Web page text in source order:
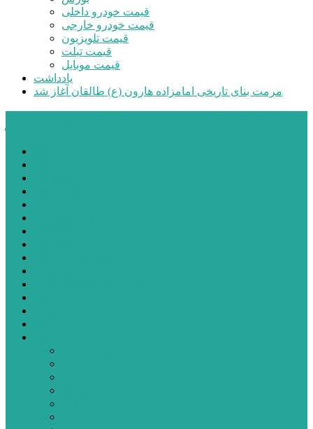
قیمت خودرو داخلی
قیمت خودرو خارجی
قیمت تلویزیون
قیمت تبلت
قیمت موبایل
یادداشت
مرمت بنای تاریخی امامزاده هارون (ع) طالقان آغاز شد